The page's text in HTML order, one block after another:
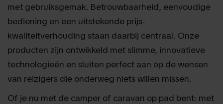
met gebruiksgemak. Betrouwbaarheid, eenvoudige
bediening en een uitstekende prijs-
kwaliteitverhouding staan daarbij centraal. Onze
producten zijn ontwikkeld met slimme, innovatieve
technologieën en sluiten perfect aan op de wensen
van reizigers die onderweg niets willen missen.
Of je nu met de camper of caravan op pad bent: met